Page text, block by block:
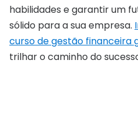
habilidades e garantir um
sólido para a sua empresa.
curso de gestão financeira
trilhar o caminho do